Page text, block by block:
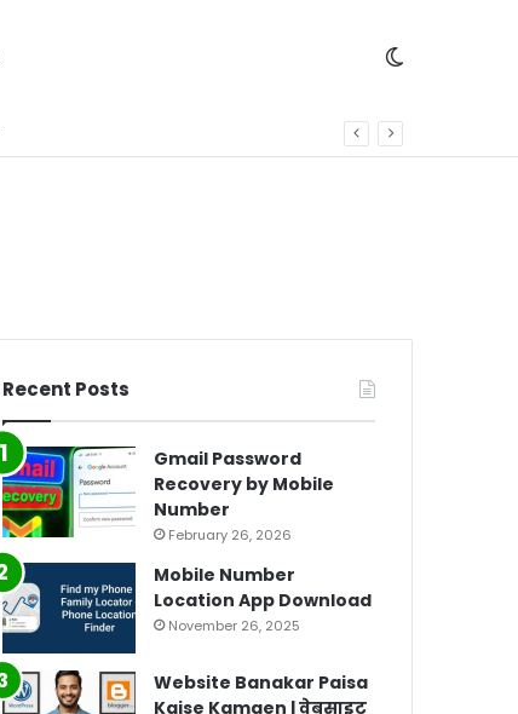
Recent Posts
Gmail Password
Recovery by Mobile
Number
February 26, 2026
Mobile Number
Location App Download
November 26, 2025
Website Banakar Paisa
Kaise Kamaen | वेबसाइट